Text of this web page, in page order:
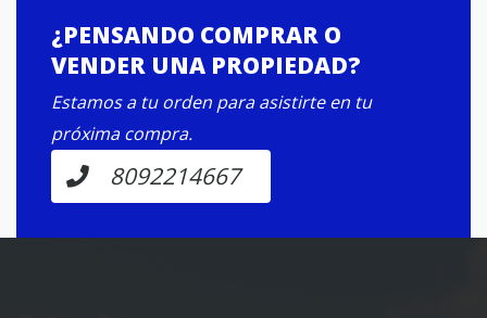
¿PENSANDO COMPRAR O
VENDER UNA PROPIEDAD?
Estamos a tu orden para asistirte en tu
próxima compra.
8092214667